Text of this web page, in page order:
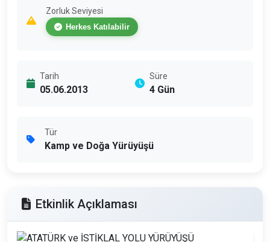
Zorluk Seviyesi
Herkes Katılabilir
Tarih
05.06.2013
Süre
4 Gün
Tür
Kamp ve Doğa Yürüyüşü
Etkinlik Açıklaması